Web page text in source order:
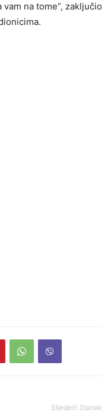
na tome“, zaključio
Sljedeći članak